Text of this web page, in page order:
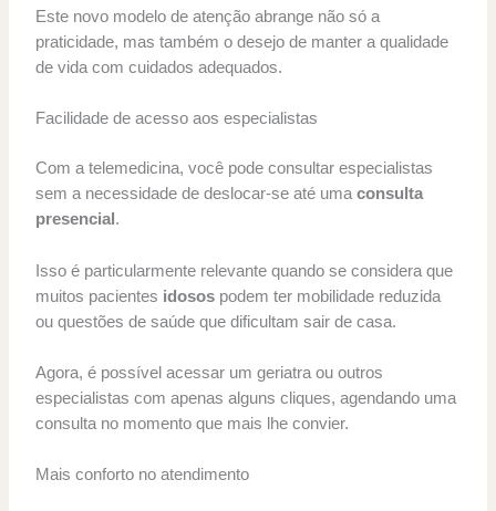
Este novo modelo de atenção abrange não só a
praticidade, mas também o desejo de manter a qualidade
de vida com cuidados adequados.
Facilidade de acesso aos especialistas
Com a telemedicina, você pode consultar especialistas
sem a necessidade de deslocar-se até umaconsulta
presencial .
Isso é particularmente relevante quando se considera que
muitos pacientes idosospodem ter mobilidade reduzida
ou questões de saúde que dificultam sair de casa.
Agora, é possível acessar um geriatra ou outros
especialistas com apenas alguns cliques, agendando uma
consulta no momento que mais lhe convier.
Mais conforto no atendimento